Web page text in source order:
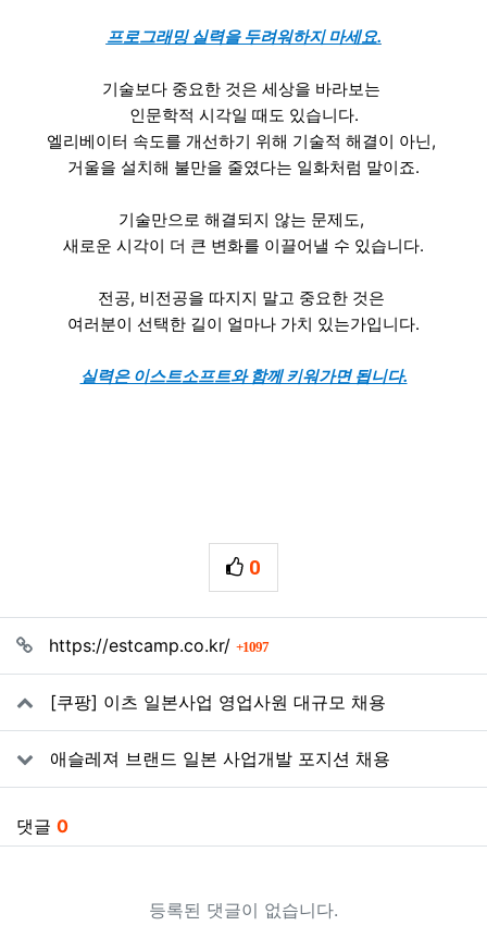
프로그래밍 실력을 두려워하지 마세요.
기술보다 중요한 것은 세상을 바라보는
인문학적 시각일 때도 있습니다.
엘리베이터 속도를 개선하기 위해 기술적 해결이 아닌,
거울을 설치해 불만을 줄였다는 일화처럼 말이죠.
기술만으로 해결되지 않는 문제도,
새로운 시각이 더 큰 변화를 이끌어낼 수 있습니다.
전공, 비전공을 따지지 말고 중요한 것은
여러분이 선택한 길이 얼마나 가치 있는가입니다.
실력은 이스트소프트와 함께 키워가면 됩니다.
0
추천
관련자료
https://estcamp.co.kr/ 1097회 연결
[쿠팡] 이츠 일본사업 영업사원 대규모 채용
애슬레져 브랜드 일본 사업개발 포지션 채용
댓글 0
등록된 댓글이 없습니다.